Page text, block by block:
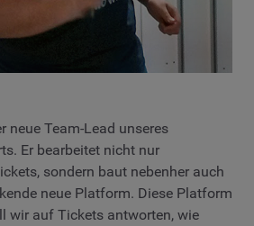
neue Team-Lead unseres
Er bearbeitet nicht nur
sondern baut nebenher auch
neue Platform. Diese Platform
wir auf Tickets antworten, wie